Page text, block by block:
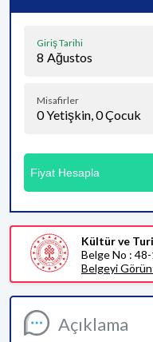
Açıklama
Giriş Tarihi
8 Ağustos
Misafirler
0Yetişkin,0Çocuk
Fiyat Hesapla
Kültür ve
Belge No :
Belgeyi